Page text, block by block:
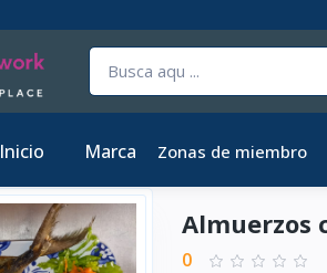
Inicio Marca Zonas de miembro
Almuerzos
0